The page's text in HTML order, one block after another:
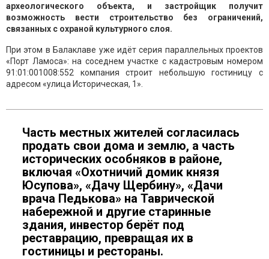
археологического объекта, и застройщик получит
возможность вести строительство без ограничений,
связанных с охраной культурного слоя.
При этом в Балаклаве уже идёт серия параллельных проектов
«Порт Ламоса»: на соседнем участке с кадастровым номером
91:01:001008:552 компания строит небольшую гостиницу с
адресом «улица Историческая, 1».
Часть местных жителей согласилась
продать свои дома и землю, а часть
исторических особняков в районе,
включая «Охотничий домик князя
Юсупова», «Дачу Щербину», «Дачи
врача Педькова» на Таврической
набережной и другие старинные
здания, инвестор берёт под
реставрацию, превращая их в
гостиницы и рестораны.